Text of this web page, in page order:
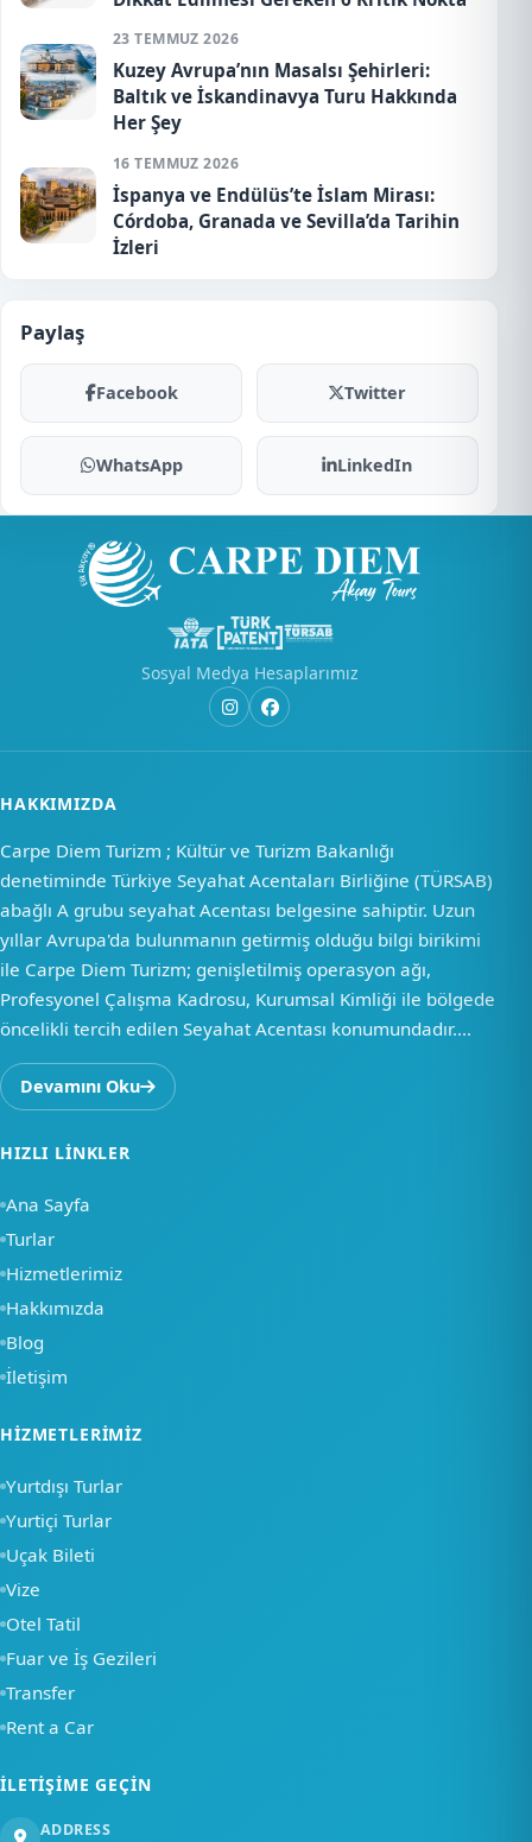
23 TEMMUZ 2026
Kuzey Avrupa’nın Masalsı Şehirleri:
Baltık ve İskandinavya Turu Hakkında
Her Şey
16 TEMMUZ 2026
İspanya ve Endülüs’te İslam Mirası:
Córdoba, Granada ve Sevilla’da Tarihin
İzleri
Paylaş
Facebook Twitter
WhatsApp LinkedIn
Sosyal Medya Hesaplarımız
HAKKIMIZDA
Carpe Diem Turizm ; Kültür ve Turizm Bakanlığı
denetiminde Türkiye Seyahat Acentaları Birliğine (TÜRSAB)
abağlı A grubu seyahat Acentası belgesine sahiptir. Uzun
yıllar Avrupa'da bulunmanın getirmiş olduğu bilgi birikimi
ile Carpe Diem Turizm; genişletilmiş operasyon ağı,
Profesyonel Çalışma Kadrosu, Kurumsal Kimliği ile bölgede
öncelikli tercih edilen Seyahat Acentası konumundadır....
Devamını Oku
HIZLI LINKLER
Ana Sayfa
Turlar
Hizmetlerimiz
Hakkımızda
Blog
İletişim
HIZMETLERIMIZ
Yurtdışı Turlar
Yurtiçi Turlar
Uçak Bileti
Vize
Otel Tatil
Fuar ve İş Gezileri
Transfer
Rent a Car
İLETIŞIME GEÇIN
ADDRESS
Merhaba, nasıl
yardımcı olabiliriz?